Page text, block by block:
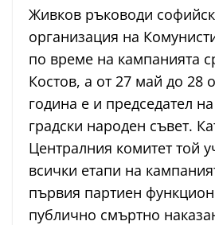
Живков ръководи
организация на
по време на кампанията
Костов, а от 27 май до 28
година е и председател
градски народен съвет.
Централния комитет той
всички етапи на
първия партиен
публично смъртно